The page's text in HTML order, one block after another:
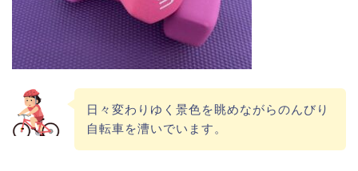
日々変わりゆく景色を眺めながらのんびり
自転車を漕いでいます。